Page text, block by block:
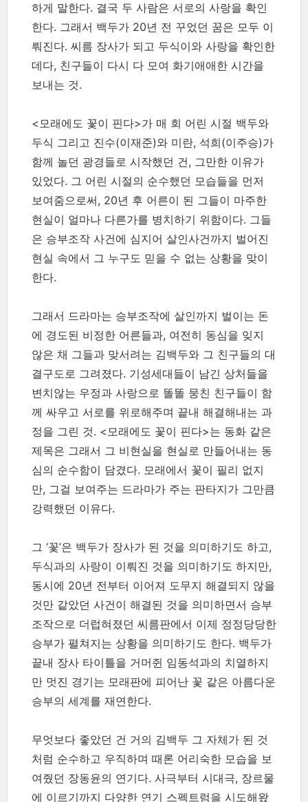
하게 말한다. 결국 두 사람은 서로의 사랑을 확인
한다. 그래서 백두가 20년 전 꾸었던 꿈은 모두 이
뤄진다. 씨름 장사가 되고 두식이와 사랑을 확인한
데다, 친구들이 다시 다 모여 화기애애한 시간을
보내는 것.
<모래에도 꽃이 핀다>가 매 회 어린 시절 백두와
두식 그리고 진수(이재준)와 미란, 석희(이주승)가
함께 놀던 광경들로 시작했던 건, 그만한 이유가
있었다. 그 어린 시절의 순수했던 모습들을 먼저
보여줌으로써, 20년 후 어른이 된 그들이 마주한
현실이 얼마나 다른가를 병치하기 위함이다. 그들
은 승부조작 사건에 심지어 살인사건까지 벌어진
현실 속에서 그 누구도 믿을 수 없는 상황을 맞이
한다.
그래서 드라마는 승부조작에 살인까지 벌이는 돈
에 경도된 비정한 어른들과, 여전히 동심을 잊지
않은 채 그들과 맞서려는 김백두와 그 친구들의 대
결구도로 그려졌다. 기성세대들이 남긴 상처들을
변치않는 우정과 사랑으로 똘똘 뭉친 친구들이 함
께 싸우고 서로를 위로해주며 끝내 해결해내는 과
정을 그린 것. <모래에도 꽃이 핀다>는 동화 같은
제목은 그래서 그 비현실을 현실로 만들어내는 동
심의 순수함이 담겼다. 모래에서 꽃이 필리 없지
만, 그걸 보여주는 드라마가 주는 판타지가 그만큼
강력했던 이유다.
그 ‘꽃’은 백두가 장사가 된 것을 의미하기도 하고,
두식과의 사랑이 이뤄진 것을 의미하기도 하지만,
동시에 20년 전부터 이어져 도무지 해결되지 않을
것만 같았던 사건이 해결된 것을 의미하면서 승부
조작으로 더럽혀졌던 씨름판에서 이제 정정당당한
승부가 펼쳐지는 상황을 의미하기도 한다. 백두가
끝내 장사 타이틀을 거머쥔 임동석과의 치열하지
만 멋진 경기는 모래판에 피어난 꽃 같은 아름다운
승부의 세계를 재연한다.
무엇보다 좋았던 건 거의 김백두 그 자체가 된 것
처럼 순수하고 우직하며 때론 어리숙한 모습을 보
여줬던 장동윤의 연기다. 사극부터 시대극, 장르물
에 이르기까지 다양한 연기 스펙트럼을 시도해왔